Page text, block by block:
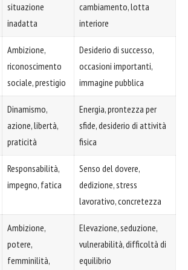
situazione
inadatta
cambiamento, lotta
interiore
Ambizione,
riconoscimento
sociale, prestigio
Desiderio di successo,
occasioni importanti,
immagine pubblica
Dinamismo,
azione, libertà,
praticità
Energia, prontezza per
sfide, desiderio di attività
fisica
Responsabilità,
impegno, fatica
Senso del dovere,
dedizione, stress
lavorativo, concretezza
Ambizione,
potere,
femminilità,
Elevazione, seduzione,
vulnerabilità, difficoltà di
equilibrio